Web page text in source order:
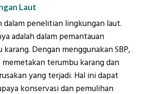
Laut
dalam penelitian lingkungan laut.
adalah dalam pemantauan
Dengan menggunakan SBP,
terumbu karang dan
yang terjadi. Hal ini dapat
konservasi dan pemulihan